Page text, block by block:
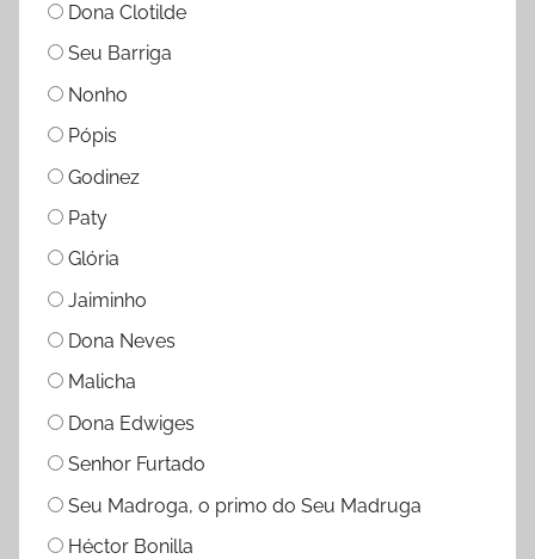
Dona Clotilde
Seu Barriga
Nonho
Pópis
Godinez
Paty
Glória
Jaiminho
Dona Neves
Malicha
Dona Edwiges
Senhor Furtado
Seu Madroga, o primo do Seu Madruga
Héctor Bonilla